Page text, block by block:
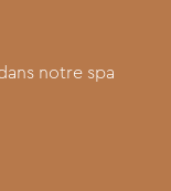
notre spa